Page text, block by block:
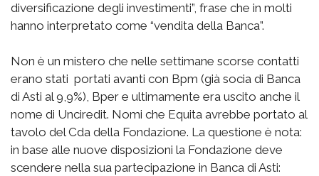
diversificazione degli investimenti”, frase che in molti
hanno interpretato come “vendita della Banca”.
Non è un mistero che nelle settimane scorse contatti
erano stati portati avanti con Bpm (già socia di Banca
di Asti al 9,9%), Bper e ultimamente era uscito anche il
nome di Unciredit. Nomi che Equita avrebbe portato al
tavolo del Cda della Fondazione. La questione è nota:
in base alle nuove disposizioni la Fondazione deve
scendere nella sua partecipazione in Banca di Asti: